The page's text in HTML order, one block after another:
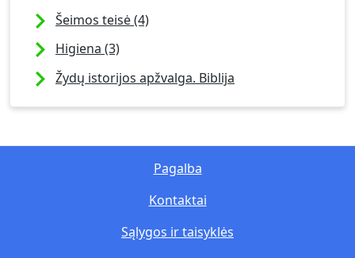
Šeimos teisė (4)
Higiena (3)
Žydų istorijos apžvalga. Biblija
Sąlygos ir taisyklės
Kontaktai
Pagalba